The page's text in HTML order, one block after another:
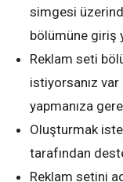
simgesi
bölümüne giriş
Reklam seti
istiyorsanız
yapmanıza
Oluşturmak
tarafından
Reklam setini